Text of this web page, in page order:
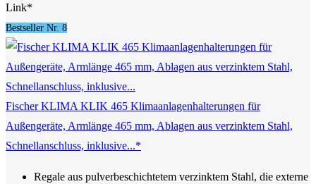
Link*
Bestseller Nr. 8
Fischer KLIMA KLIK 465 Klimaanlagenhalterungen für
Außengeräte, Armlänge 465 mm, Ablagen aus verzinktem Stahl,
Schnellanschluss, inklusive...*
Regale aus pulverbeschichtetem verzinktem Stahl, die externe